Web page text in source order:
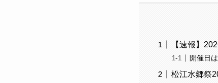
【速報】
開催日
松江水郷祭